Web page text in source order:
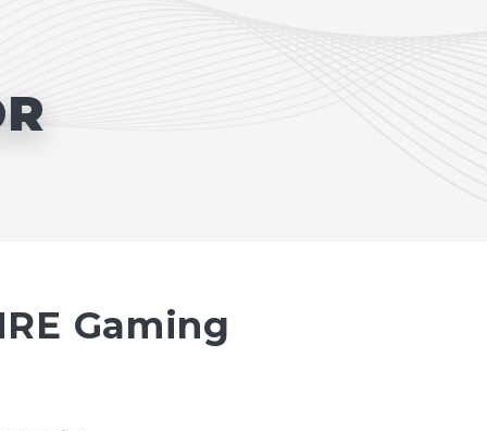
Gaming